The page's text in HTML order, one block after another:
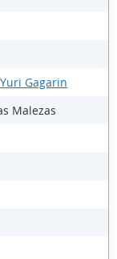
Gagarin
Malezas